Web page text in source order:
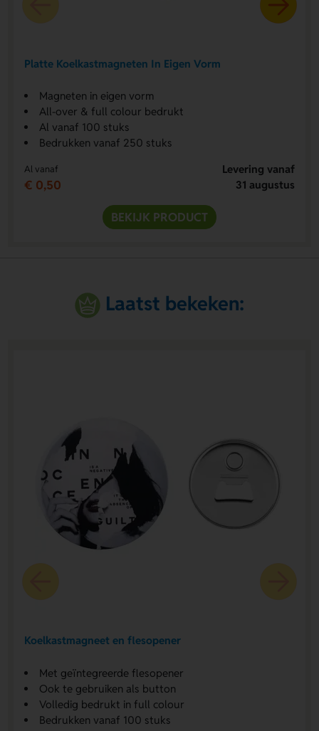
Platte Koelkastmagneten In Eigen Vorm
Magneten in eigen vorm
All-over & full colour bedrukt
Al vanaf 100 stuks
Bedrukken vanaf 250 stuks
Al vanaf
€ 0,50
Levering vanaf
31 augustus
BEKIJK PRODUCT
Laatst bekeken:
Koelkastmagneet en flesopener
Met geïntegreerde flesopener
Ook te gebruiken als button
Volledig bedrukt in full colour
Bedrukken vanaf 100 stuks